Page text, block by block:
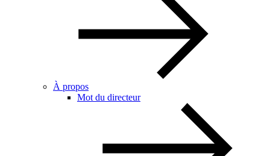
À propos
Mot du directeur